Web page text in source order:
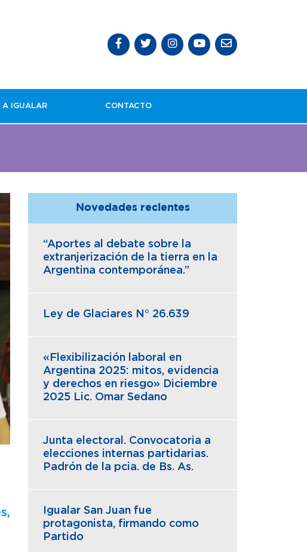
A IGUALAR CONTACTO
Novedades recientes
“Aportes al debate sobre la
extranjerización de la tierra en la
Argentina contemporánea.”
Ley de Glaciares N° 26.639
«Flexibilización laboral en
Argentina 2025: mitos, evidencia
y derechos en riesgo» Diciembre
2025 Lic. Omar Sedano
Junta electoral. Convocatoria a
elecciones internas partidarias.
Padrón de la pcia. de Bs. As.
Igualar San Juan fue
protagonista, firmando como
Partido